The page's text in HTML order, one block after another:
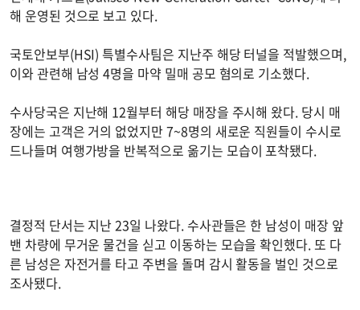
해 운영된 것으로 보고 있다.
국토안보부(HSI) 특별수사팀은 지난주 해당 터널을 적발했으며,
이와 관련해 남성 4명을 마약 밀매 공모 혐의로 기소했다.
수사당국은 지난해 12월부터 해당 매장을 주시해 왔다. 당시 매
장에는 고객은 거의 없었지만 7~8명의 새로운 직원들이 수시로
드나들며 여행가방을 반복적으로 옮기는 모습이 포착됐다.
결정적 단서는 지난 23일 나왔다. 수사관들은 한 남성이 매장 앞
밴 차량에 무거운 물건을 싣고 이동하는 모습을 확인했다. 또 다
른 남성은 자전거를 타고 주변을 돌며 감시 활동을 벌인 것으로
조사됐다.